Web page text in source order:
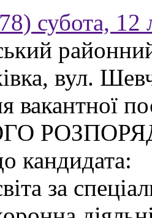
субота, 12
вул.
вакантної
кандидата:
за